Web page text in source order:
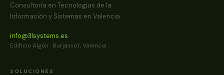
Consultoría en Tecnologías de la
Información y Sistemas en Valencia.
info@3lsystems.es
Edificio Algón · Burjassot, Valencia
SOLUCIONES